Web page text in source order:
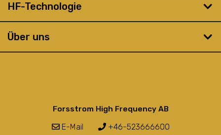
HF-Technologie
Über uns
Forsstrom High Frequency AB
E-Mail +46-523666600